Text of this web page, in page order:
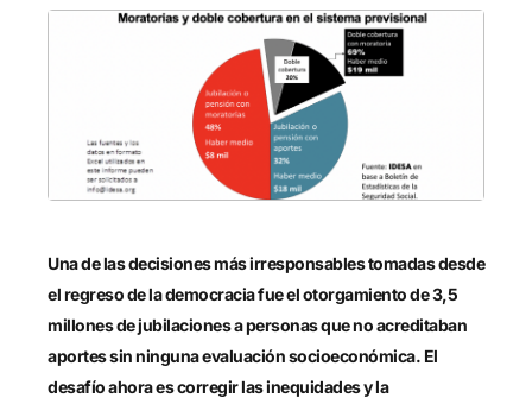
Una de las decisiones más irresponsables tomadas desde
el regreso de la democracia fue el otorgamiento de 3,5
millones de jubilaciones a personas que no acreditaban
aportes sin ninguna evaluación socioeconómica. El
desafío ahora es corregir las inequidades y la